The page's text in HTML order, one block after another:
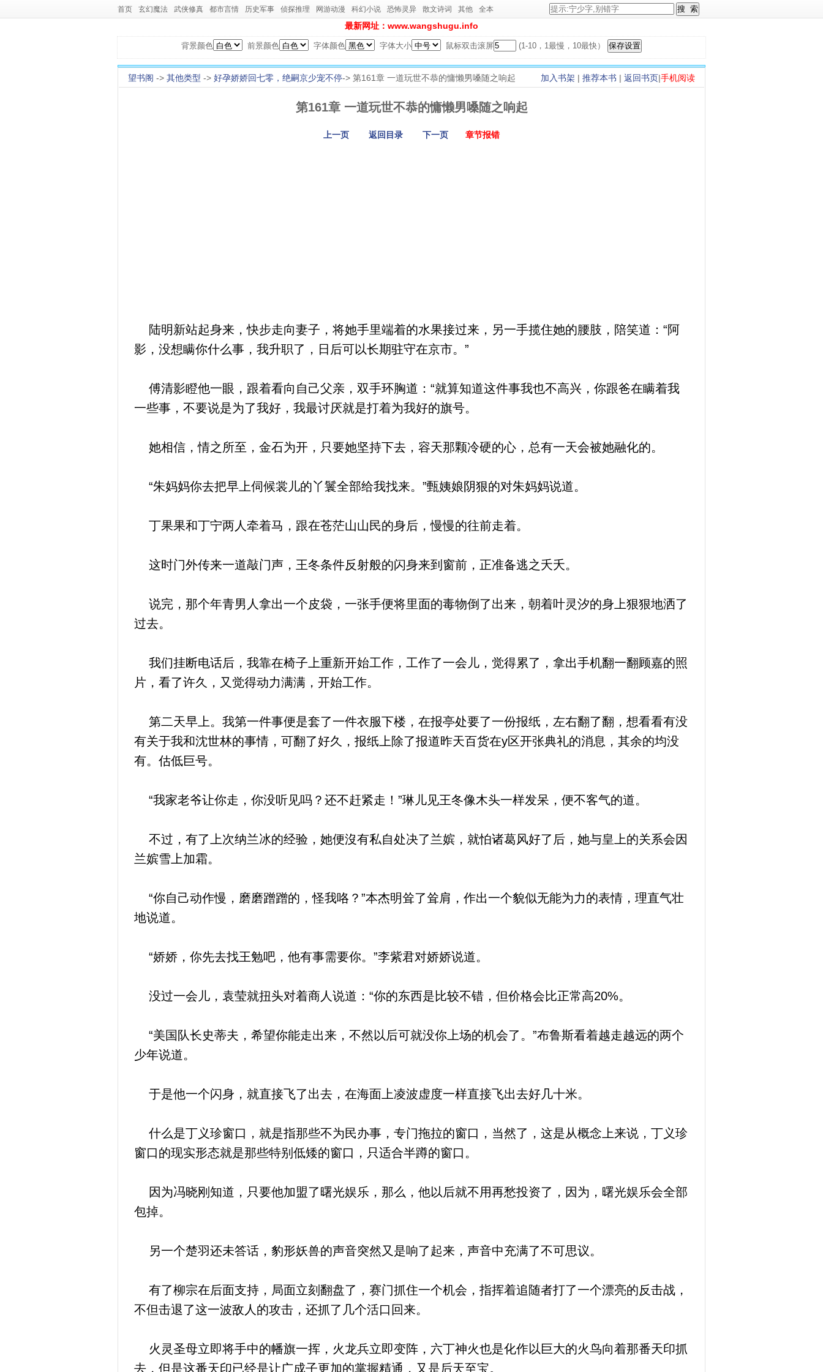
首页 玄幻魔法 武侠修真 都市言情 历史军事 侦探推理 网游动漫 科幻小说 恐怖灵异 散文诗词 其他 全本
最新网址：www.wangshugu.info
背景颜色 前景颜色 字体颜色 字体大小 鼠标双击滚屏 (1-10，1最慢，10最快）
加入书架 | 推荐本书 | 返回书页|手机阅读
望书阁 -> 其他类型 -> 好孕娇娇回七零，绝嗣京少宠不停-> 第161章 一道玩世不恭的慵懒男嗓随之响起
第161章 一道玩世不恭的慵懒男嗓随之响起
上一页 返回目录 下一页 章节报错
陆明新站起身来，快步走向妻子，将她手里端着的水果接过来，另一手揽住她的腰肢，陪笑道：“阿
影，没想瞒你什么事，我升职了，日后可以长期驻守在京市。”
傅清影瞪他一眼，跟着看向自己父亲，双手环胸道：“就算知道这件事我也不高兴，你跟爸在瞒着我
一些事，不要说是为了我好，我最讨厌就是打着为我好的旗号。
她相信，情之所至，金石为开，只要她坚持下去，容天那颗冷硬的心，总有一天会被她融化的。
“朱妈妈你去把早上伺候裳儿的丫鬟全部给我找来。”甄姨娘阴狠的对朱妈妈说道。
丁果果和丁宁两人牵着马，跟在苍茫山山民的身后，慢慢的往前走着。
这时门外传来一道敲门声，王冬条件反射般的闪身来到窗前，正准备逃之夭夭。
说完，那个年青男人拿出一个皮袋，一张手便将里面的毒物倒了出来，朝着叶灵汐的身上狠狠地洒了
过去。
我们挂断电话后，我靠在椅子上重新开始工作，工作了一会儿，觉得累了，拿出手机翻一翻顾嘉的照
片，看了许久，又觉得动力满满，开始工作。
第二天早上。我第一件事便是套了一件衣服下楼，在报亭处要了一份报纸，左右翻了翻，想看看有没
有关于我和沈世林的事情，可翻了好久，报纸上除了报道昨天百货在y区开张典礼的消息，其余的均没
有。估低巨号。
“我家老爷让你走，你没听见吗？还不赶紧走！”琳儿见王冬像木头一样发呆，便不客气的道。
不过，有了上次纳兰冰的经验，她便沒有私自处决了兰嫔，就怕诸葛风好了后，她与皇上的关系会因
兰嫔雪上加霜。
“你自己动作慢，磨磨蹭蹭的，怪我咯？”本杰明耸了耸肩，作出一个貌似无能为力的表情，理直气壮
地说道。
“娇娇，你先去找王勉吧，他有事需要你。”李紫君对娇娇说道。
没过一会儿，袁莹就扭头对着商人说道：“你的东西是比较不错，但价格会比正常高20%。
“美国队长史蒂夫，希望你能走出来，不然以后可就没你上场的机会了。”布鲁斯看着越走越远的两个
少年说道。
于是他一个闪身，就直接飞了出去，在海面上凌波虚度一样直接飞出去好几十米。
什么是丁义珍窗口，就是指那些不为民办事，专门拖拉的窗口，当然了，这是从概念上来说，丁义珍
窗口的现实形态就是那些特别低矮的窗口，只适合半蹲的窗口。
因为冯晓刚知道，只要他加盟了曙光娱乐，那么，他以后就不用再愁投资了，因为，曙光娱乐会全部
包掉。
另一个楚羽还未答话，豹形妖兽的声音突然又是响了起来，声音中充满了不可思议。
有了柳宗在后面支持，局面立刻翻盘了，赛门抓住一个机会，指挥着追随者打了一个漂亮的反击战，
不但击退了这一波敌人的攻击，还抓了几个活口回来。
火灵圣母立即将手中的幡旗一挥，火龙兵立即变阵，六丁神火也是化作以巨大的火鸟向着那番天印抓
去，但是这番天印已经是让广成子更加的掌握精通，又是后天至宝。